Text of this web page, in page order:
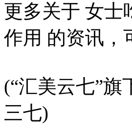
更多关于 女士
作用 的资讯，
(“汇美云七”
三七)